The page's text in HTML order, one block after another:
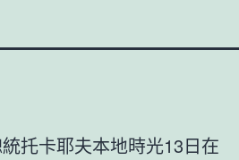
托卡耶夫本地時光13日在